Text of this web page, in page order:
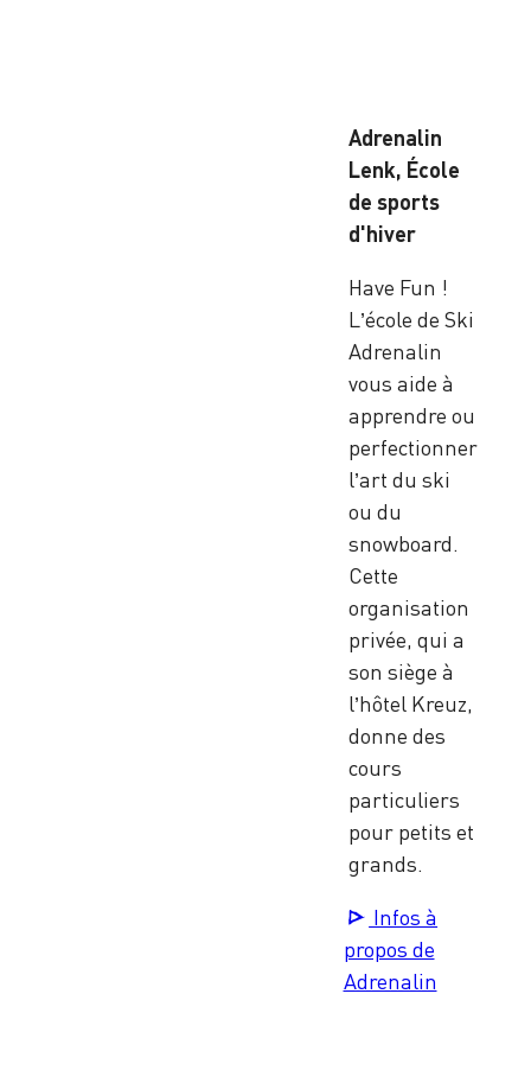
Adrenalin
Lenk, École
de sports
d'hiver
Have Fun !
L’école de Ski
Adrenalin
vous aide à
apprendre ou
perfectionner
l’art du ski
ou du
snowboard.
Cette
organisation
privée, qui a
son siège à
l’hôtel Kreuz,
donne des
cours
particuliers
pour petits et
grands.
Infos à
propos de
Adrenalin